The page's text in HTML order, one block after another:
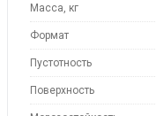
Масса, кг
Формат
Пустотность
Поверхность